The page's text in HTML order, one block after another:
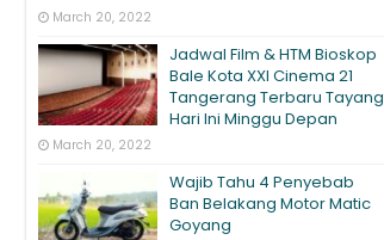
March 20, 2022
Jadwal Film & HTM Bioskop
Bale Kota XXI Cinema 21
Tangerang Terbaru Tayang
Hari Ini Minggu Depan
March 20, 2022
Wajib Tahu 4 Penyebab
Ban Belakang Motor Matic
Goyang